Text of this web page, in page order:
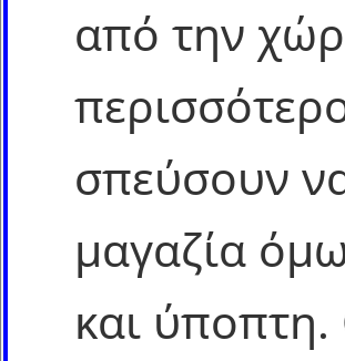
από την
σπεύσουν
μαγαζία
και